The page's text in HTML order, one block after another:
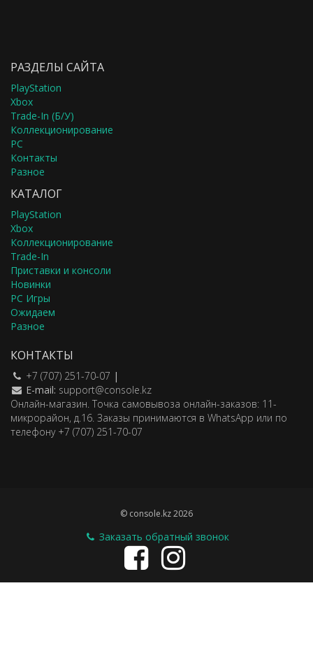
РАЗДЕЛЫ САЙТА
PlayStation
Xbox
Trade-In (Б/У)
Коллекционирование
PC
Контакты
Разное
КАТАЛОГ
PlayStation
Xbox
Коллекционирование
Trade-In
Приставки и консоли
Новинки
PC Игры
Ожидаем
Разное
КОНТАКТЫ
+7 (707) 251-70-07 |
E-mail: support@console.kz
Онлайн-магазин. Точка самовывоза онлайн-заказов: 11-
микрорайон, д.16. Заказы принимаются в WhatsApp или по
телефону +7 (707) 251-70-07
© console.kz 2026
Заказать обратный звонок